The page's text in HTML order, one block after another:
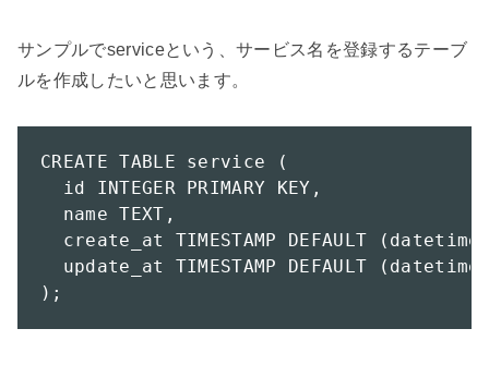
サンプルでserviceという、サービス名を登録するテーブ
ルを作成したいと思います。
CREATE TABLE service (
  id INTEGER PRIMARY KEY,
  name TEXT,
create_at TIMESTAMP DEFAULT
update_at TIMESTAMP DEFAULT
);